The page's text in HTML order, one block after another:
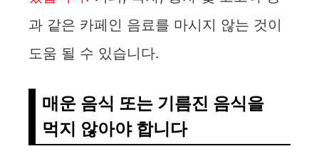
과 같은 카페인 음료를 마시지 않는 것이
도움 될 수 있습니다.
매운 음식 또는 기름진 음식을
먹지 않아야 합니다